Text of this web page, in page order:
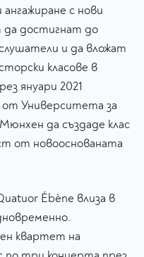
с нови
да достигнат до
и да вложат
класове в
януари 2021
от Университета за
да създаде клас
от новооснованата
Ébène влиза в
квартет на